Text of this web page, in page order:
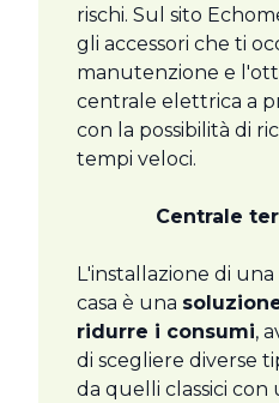
rischi. Sul sito
gli accessori che ti
manutenzione e
centrale elettrica a
con la possibilità di
tempi veloci.
Centrale
L'installazione di
casa è una
ridurre i consumi,
di scegliere diverse
da quelli classici con